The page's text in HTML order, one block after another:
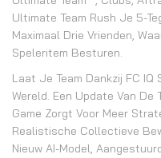
Ultimate Team Rush Je 5-
Maximaal Drie Vrienden,
Speleritem Besturen.
Laat Je Team Dankzij FC
Wereld. Een Update Van
Game Zorgt Voor Meer
Realistische Collectieve
Nieuw AI-Model,